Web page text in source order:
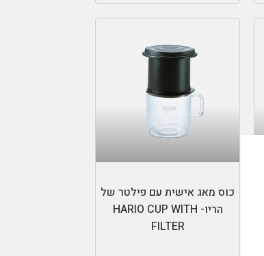
הוספה לסל
כוס מאג אישית עם פילטר של
הריו- HARIO CUP WITH
FILTER